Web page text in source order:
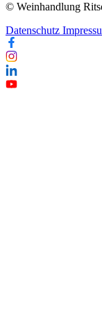
© Weinhandlung
Datenschutz